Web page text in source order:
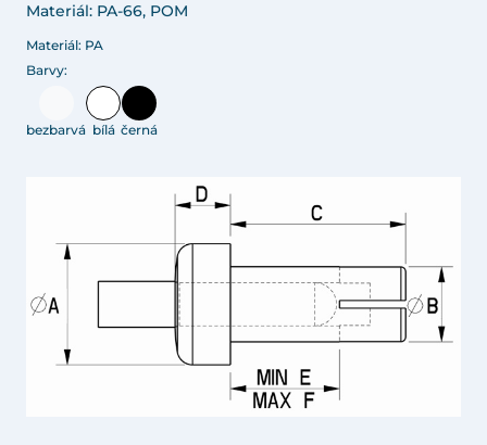
Materiál: PA-66, POM
Materiál: PA
Barvy:
bezbarvá bílá černá